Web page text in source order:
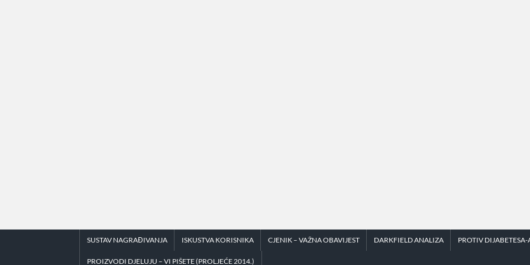
SUSTAV NAGRAĐIVANJA ISKUSTVA KORISNIKA CJENIK – VAŽNA OBAVIJEST DARKFIELD ANALIZA PROTIV
PROIZVODI DJELUJU – VI PIŠETE (PROLJEĆE 2014.)